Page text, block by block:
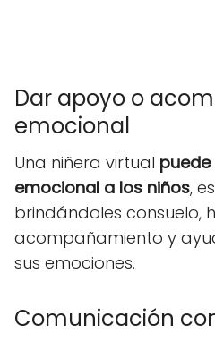
Dar apoyo o
emocional
Una niñera virtual
emocional a los niños,
brindándoles consuelo,
acompañamiento y
sus emociones.
Comunicación